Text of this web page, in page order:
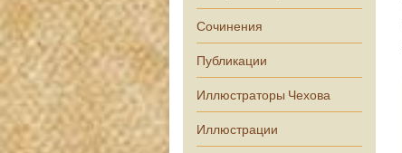
Сочинения
Публикации
Иллюстраторы Чехова
Иллюстрации